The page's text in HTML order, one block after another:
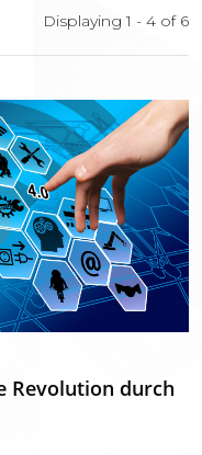
Displaying 1 - 4 of 6
Revolution durch